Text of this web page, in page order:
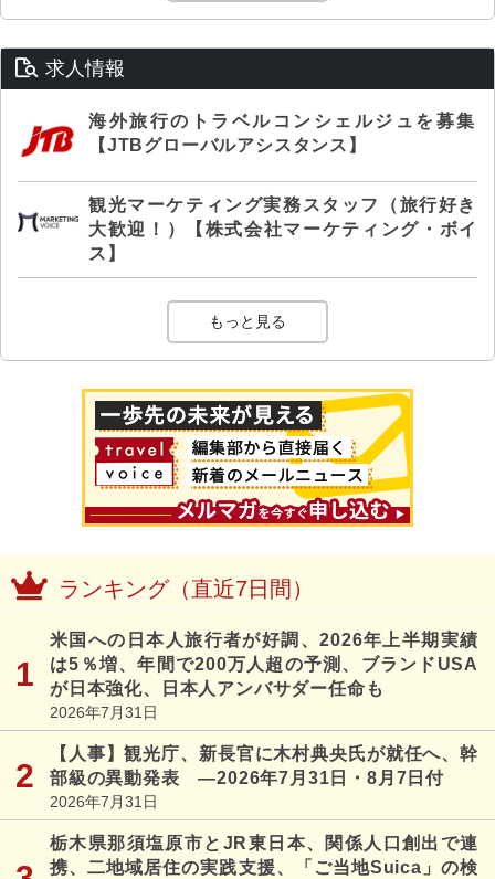
求人情報
海外旅行のトラベルコンシェルジュを募集
【JTBグローバルアシスタンス】
観光マーケティング実務スタッフ（旅行好き
大歓迎！）【株式会社マーケティング・ボイ
ス】
もっと見る
ランキング（直近7日間）
米国への日本人旅行者が好調、2026年上半期実績
は5％増、年間で200万人超の予測、ブランドUSA
が日本強化、日本人アンバサダー任命も
2026年7月31日
【人事】観光庁、新長官に木村典央氏が就任へ、幹
部級の異動発表 ―2026年7月31日・8月7日付
2026年7月31日
栃木県那須塩原市とJR東日本、関係人口創出で連
携、二地域居住の実践支援、「ご当地Suica」の検